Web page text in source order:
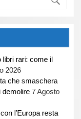
libri rari: come il
2026
che smaschera
demolire 7 Agosto
l’Europa resta